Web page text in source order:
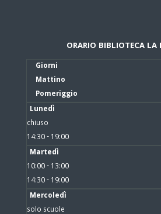
ORARIO BIBLIOTECA LA
Giorni
Mattino
Pomeriggio
Lunedì
chiuso
14:30 - 19:00
Martedì
10:00 - 13:00
14:30 - 19:00
Mercoledì
solo scuole